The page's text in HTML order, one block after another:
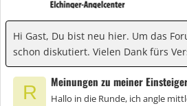
Hi Gast, Du bist neu hier. Um das
schon diskutiert. Vielen Dank fürs
R
Meinungen zu meiner
Hallo in die Runde, ich angle